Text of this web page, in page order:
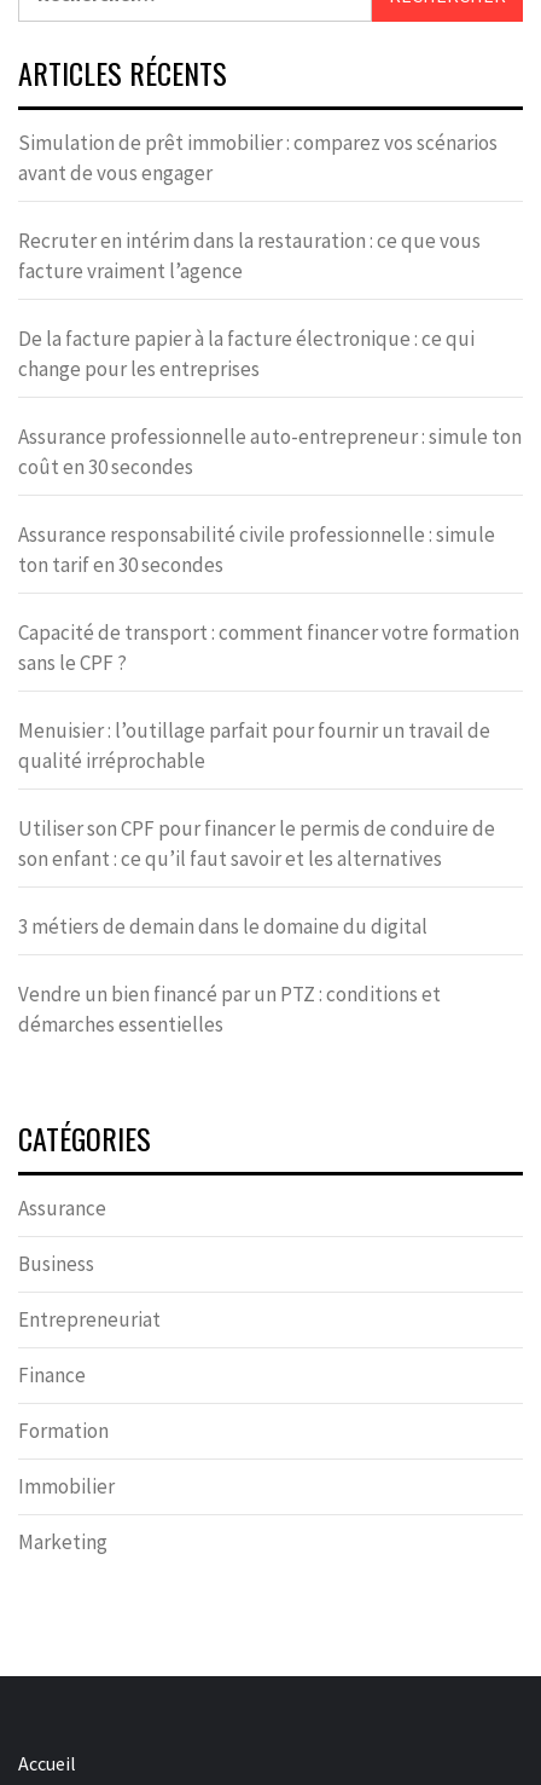
ARTICLES RÉCENTS
Simulation de prêt immobilier : comparez vos scénarios
avant de vous engager
Recruter en intérim dans la restauration : ce que vous
facture vraiment l’agence
De la facture papier à la facture électronique : ce qui
change pour les entreprises
Assurance professionnelle auto-entrepreneur : simule ton
coût en 30 secondes
Assurance responsabilité civile professionnelle : simule
ton tarif en 30 secondes
Capacité de transport : comment financer votre formation
sans le CPF ?
Menuisier : l’outillage parfait pour fournir un travail de
qualité irréprochable
Utiliser son CPF pour financer le permis de conduire de
son enfant : ce qu’il faut savoir et les alternatives
3 métiers de demain dans le domaine du digital
Vendre un bien financé par un PTZ : conditions et
démarches essentielles
CATÉGORIES
Assurance
Business
Entrepreneuriat
Finance
Formation
Immobilier
Marketing
Accueil